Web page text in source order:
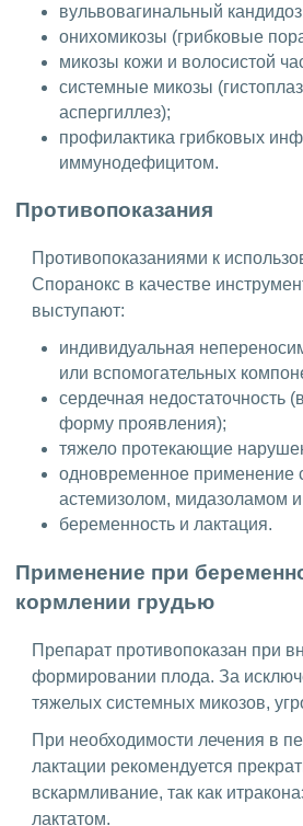
вульвовагинальный
онихомикозы (грибковые
микозы кожи и волосистой
системные микозы
аспергиллез);
профилактика грибковых
иммунодефицитом.
Противопоказания
Противопоказаниями к
Споранокс в качестве
выступают:
индивидуальная
или вспомогательных
сердечная недостаточность
форму проявления);
тяжело протекающие
одновременное применение
астемизолом, мидазоламом
беременность и лактация.
Применение при
кормлении грудью
Препарат противопоказан при
формировании плода. За
тяжелых системных микозов,
При необходимости лечения в
лактации рекомендуется
вскармливание, так как
лактатом.